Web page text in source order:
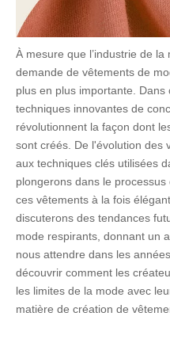
À mesure que l’industrie de la
demande de vêtements de
plus en plus importante.
techniques innovantes de
révolutionnent la façon dont
sont créés. De l'évolution des
aux techniques clés utilisées
plongerons dans le
ces vêtements à la fois
discuterons des tendances
mode respirants, donnant un
nous attendre dans les
découvrir comment les
les limites de la mode avec
matière de création de